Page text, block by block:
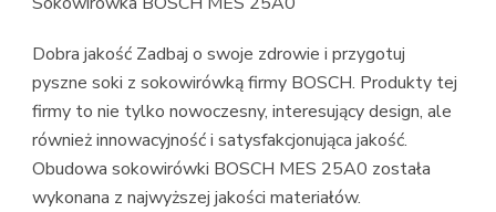
Dobra jakość Zadbaj o swoje zdrowie i przygotuj
pyszne soki z sokowirówką firmy BOSCH. Produkty tej
firmy to nie tylko nowoczesny, interesujący design, ale
również innowacyjność i satysfakcjonująca jakość.
Obudowa sokowirówki BOSCH MES 25A0 została
wykonana z najwyższej jakości materiałów.